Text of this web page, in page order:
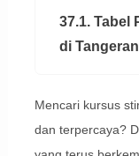
37.1. Tabel
di
Mencari kursus
dan terpercaya?